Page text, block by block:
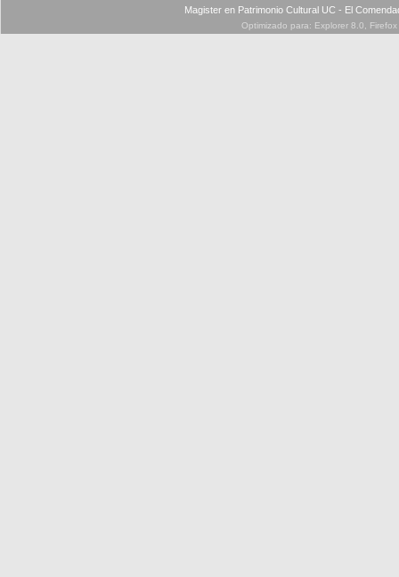
Magister en Patrimonio Cultural UC - El
Optimizado para: Explorer 8.0,